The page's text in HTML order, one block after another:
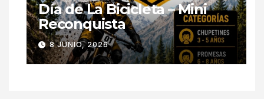
Día de La Bicicleta – Mini
Reconquista
8 JUNIO, 2026